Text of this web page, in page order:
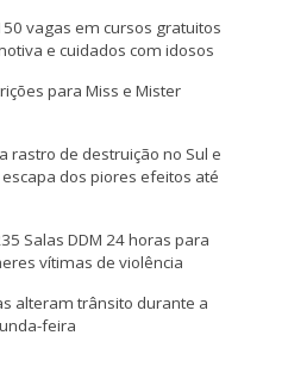
vagas em cursos gratuitos
e cuidados com idosos
para Miss e Mister
rastro de destruição no Sul e
dos piores efeitos até
Salas DDM 24 horas para
vítimas de violência
alteram trânsito durante a
feira